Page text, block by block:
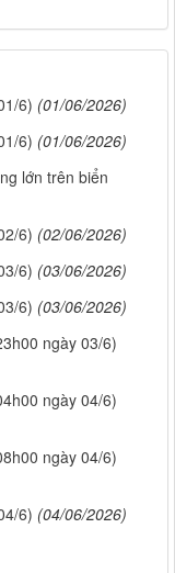
6) (01/06/2026)
6) (01/06/2026)
lớn trên biển
6) (02/06/2026)
6) (03/06/2026)
6) (03/06/2026)
ngày 03/6)
ngày 04/6)
ngày 04/6)
6) (04/06/2026)